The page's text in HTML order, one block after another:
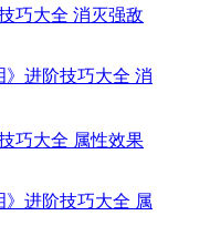
巧大全 消灭强敌
巧大全 属性效果